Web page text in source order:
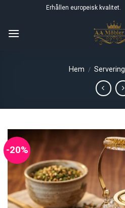
content
Erhållen europeisk kvalitet.
Hem / Servering
-20%